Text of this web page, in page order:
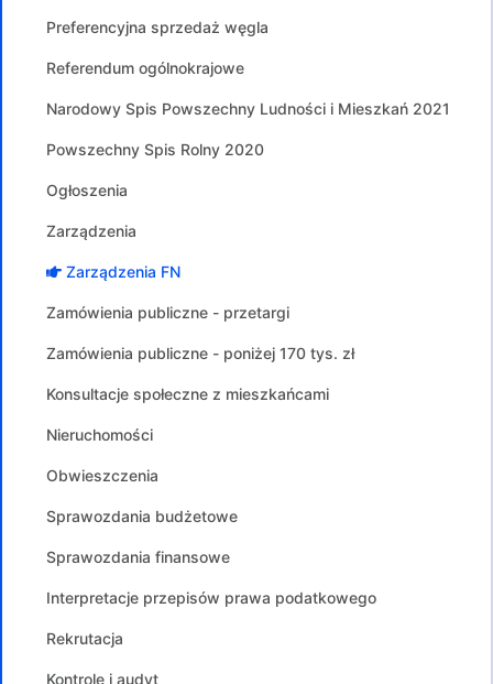
Preferencyjna sprzedaż węgla
Referendum ogólnokrajowe
Narodowy Spis Powszechny Ludności i Mieszkań 2021
Powszechny Spis Rolny 2020
Ogłoszenia
Zarządzenia
Zarządzenia FN
Zamówienia publiczne - przetargi
Zamówienia publiczne - poniżej 170 tys. zł
Konsultacje społeczne z mieszkańcami
Nieruchomości
Obwieszczenia
Sprawozdania budżetowe
Sprawozdania finansowe
Interpretacje przepisów prawa podatkowego
Rekrutacja
Kontrole i audyt